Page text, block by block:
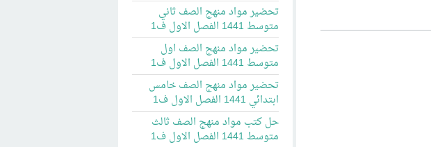
تحضير مواد منهج الصف ثاني
متوسط 1441 الفصل الاول ف1
تحضير مواد منهج الصف اول
متوسط 1441 الفصل الاول ف1
تحضير مواد منهج الصف خامس
ابتدائي 1441 الفصل الاول ف1
حل كتب مواد منهج الصف ثالث
متوسط 1441 الفصل الاول ف1